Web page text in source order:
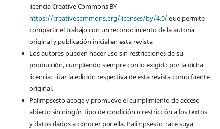
licencia Creative Commons BY
https://creativecommons.org/licenses/by/4.0/ que permite
compartir el trabajo con un reconocimiento de la autoría
original y publicación inicial en esta revista
Los autores pueden hacer uso sin restricciones de su
producción, cumpliendo siempre con lo exigido por la dicha
licencia: citar la edición respectiva de esta revista como fuente
original.
Palimpsesto acoge y promueve el cumplimiento de acceso
abierto sin ningún tipo de condición o restricción a los textos
y datos dados a conocer por ella. Palimpsesto hace suya